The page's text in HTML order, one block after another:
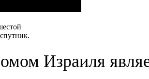
Израиля